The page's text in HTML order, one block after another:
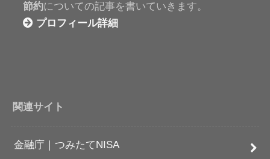
節約についての記事を書いていきます。
プロフィール詳細
関連サイト
金融庁｜つみたてNISA